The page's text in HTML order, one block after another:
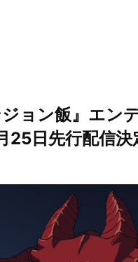
ョン飯』エン
日先行配信決